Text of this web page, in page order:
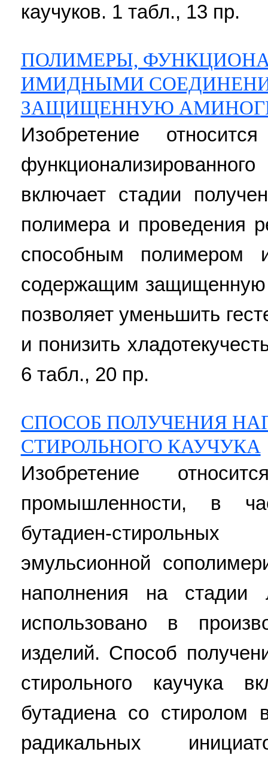
каучуков. 1 табл., 13 пр.
ПОЛИМЕРЫ,
ИМИДНЫМИ
ЗАЩИЩЕННУЮ
Изобретение
включает стадии
полимера и проведения
способным полимером
содержащим защищенную
позволяет уменьшить
и понизить
6 табл., 20 пр.
СПОСОБ ПОЛУЧЕНИЯ
СТИРОЛЬНОГО КАУЧУКА
Изобретение
промышленности, в
бутадиен-
эмульсионной
наполнения на
использовано в
изделий. Способ
стирольного каучука
бутадиена со стиролом
радикальных